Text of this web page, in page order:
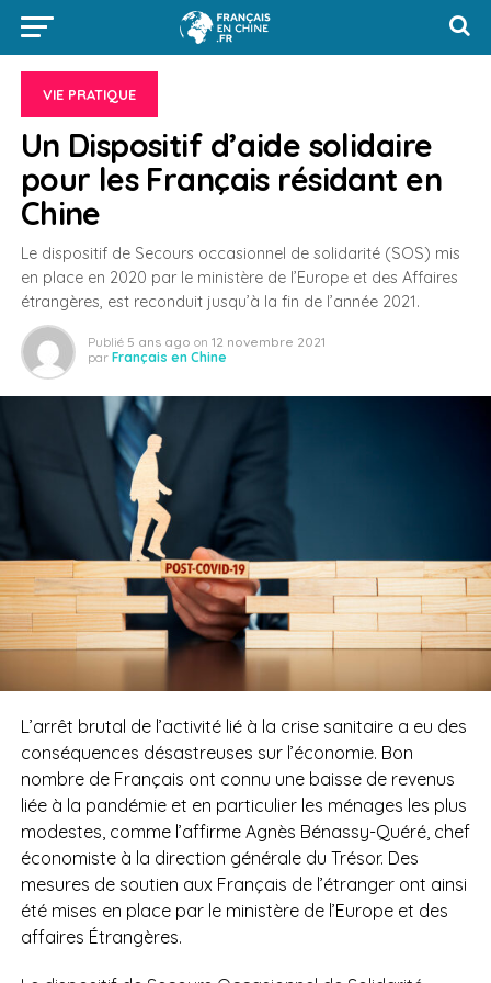
VIE PRATIQUE
Un Dispositif d’aide solidaire
pour les Français résidant en
Chine
Le dispositif de Secours occasionnel de solidarité (SOS) mis
en place en 2020 par le ministère de l’Europe et des Affaires
étrangères, est reconduit jusqu’à la fin de l’année 2021.
Publié 5 ans ago on 12 novembre 2021
par Français en Chine
L’arrêt brutal de l’activité lié à la crise sanitaire a eu des
conséquences désastreuses sur l’économie. Bon
nombre de Français ont connu une baisse de revenus
liée à la pandémie et en particulier les ménages les plus
modestes, comme l’affirme Agnès Bénassy-Quéré, chef
économiste à la direction générale du Trésor. Des
mesures de soutien aux Français de l’étranger ont ainsi
été mises en place par le ministère de l’Europe et des
affaires Étrangères.